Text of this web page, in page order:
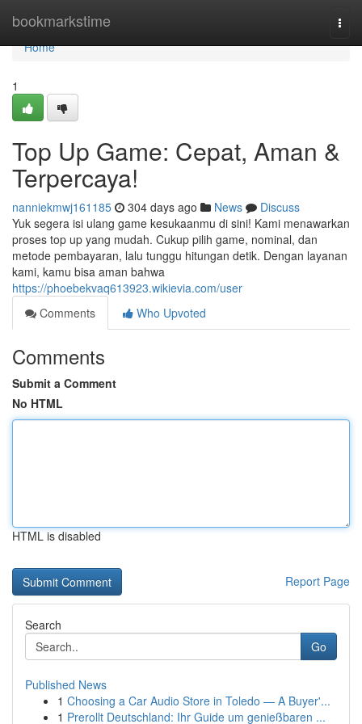
bookmarkstime
Home
Home
1
Top Up Game: Cepat, Aman &
Terpercaya!
nanniekmwj161185 304 days ago News
Discuss
Yuk segera isi ulang game kesukaanmu di sini! Kami menawarkan
proses top up yang mudah. Cukup pilih game, nominal, dan
metode pembayaran, lalu tunggu hitungan detik. Dengan layanan
kami, kamu bisa aman bahwa
https://phoebekvaq613923.wikievia.com/user
Comments
Who Upvoted
Comments
Submit a Comment
No HTML
HTML is disabled
Report Page
Search
Go
Published News
1 Choosing a Car Audio Store in Toledo — A Buyer'...
1 Prerollt Deutschland: Ihr Guide um genießbaren ...